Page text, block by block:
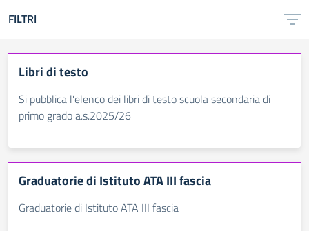
FILTRI
Libri di testo
Si pubblica l'elenco dei libri di testo scuola secondaria di
primo grado a.s.2025/26
Graduatorie di Istituto ATA III fascia
Graduatorie di Istituto ATA III fascia